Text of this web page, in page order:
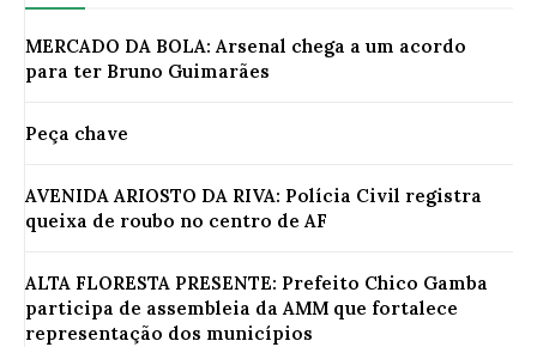
MERCADO DA BOLA: Arsenal chega a um acordo
para ter Bruno Guimarães
Peça chave
AVENIDA ARIOSTO DA RIVA: Polícia Civil registra
queixa de roubo no centro de AF
ALTA FLORESTA PRESENTE: Prefeito Chico Gamba
participa de assembleia da AMM que fortalece
representação dos municípios